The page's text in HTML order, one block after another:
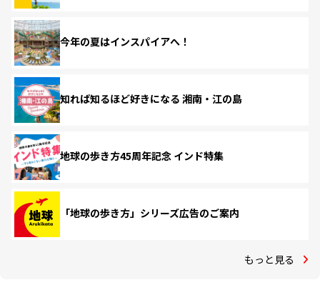
今年の夏はインスパイアへ！
知れば知るほど好きになる 湘南・江の島
地球の歩き方45周年記念 インド特集
「地球の歩き方」シリーズ広告のご案内
もっと見る